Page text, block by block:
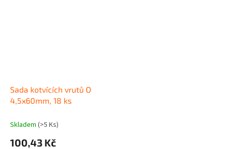
Sada kotvících vrutů O
4,5x60mm, 18 ks
Skladem (>5 Ks)
100,43 Kč